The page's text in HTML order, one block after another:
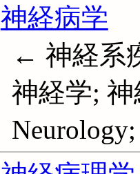
神経病学
← 神経系
神経学;
Neurology;